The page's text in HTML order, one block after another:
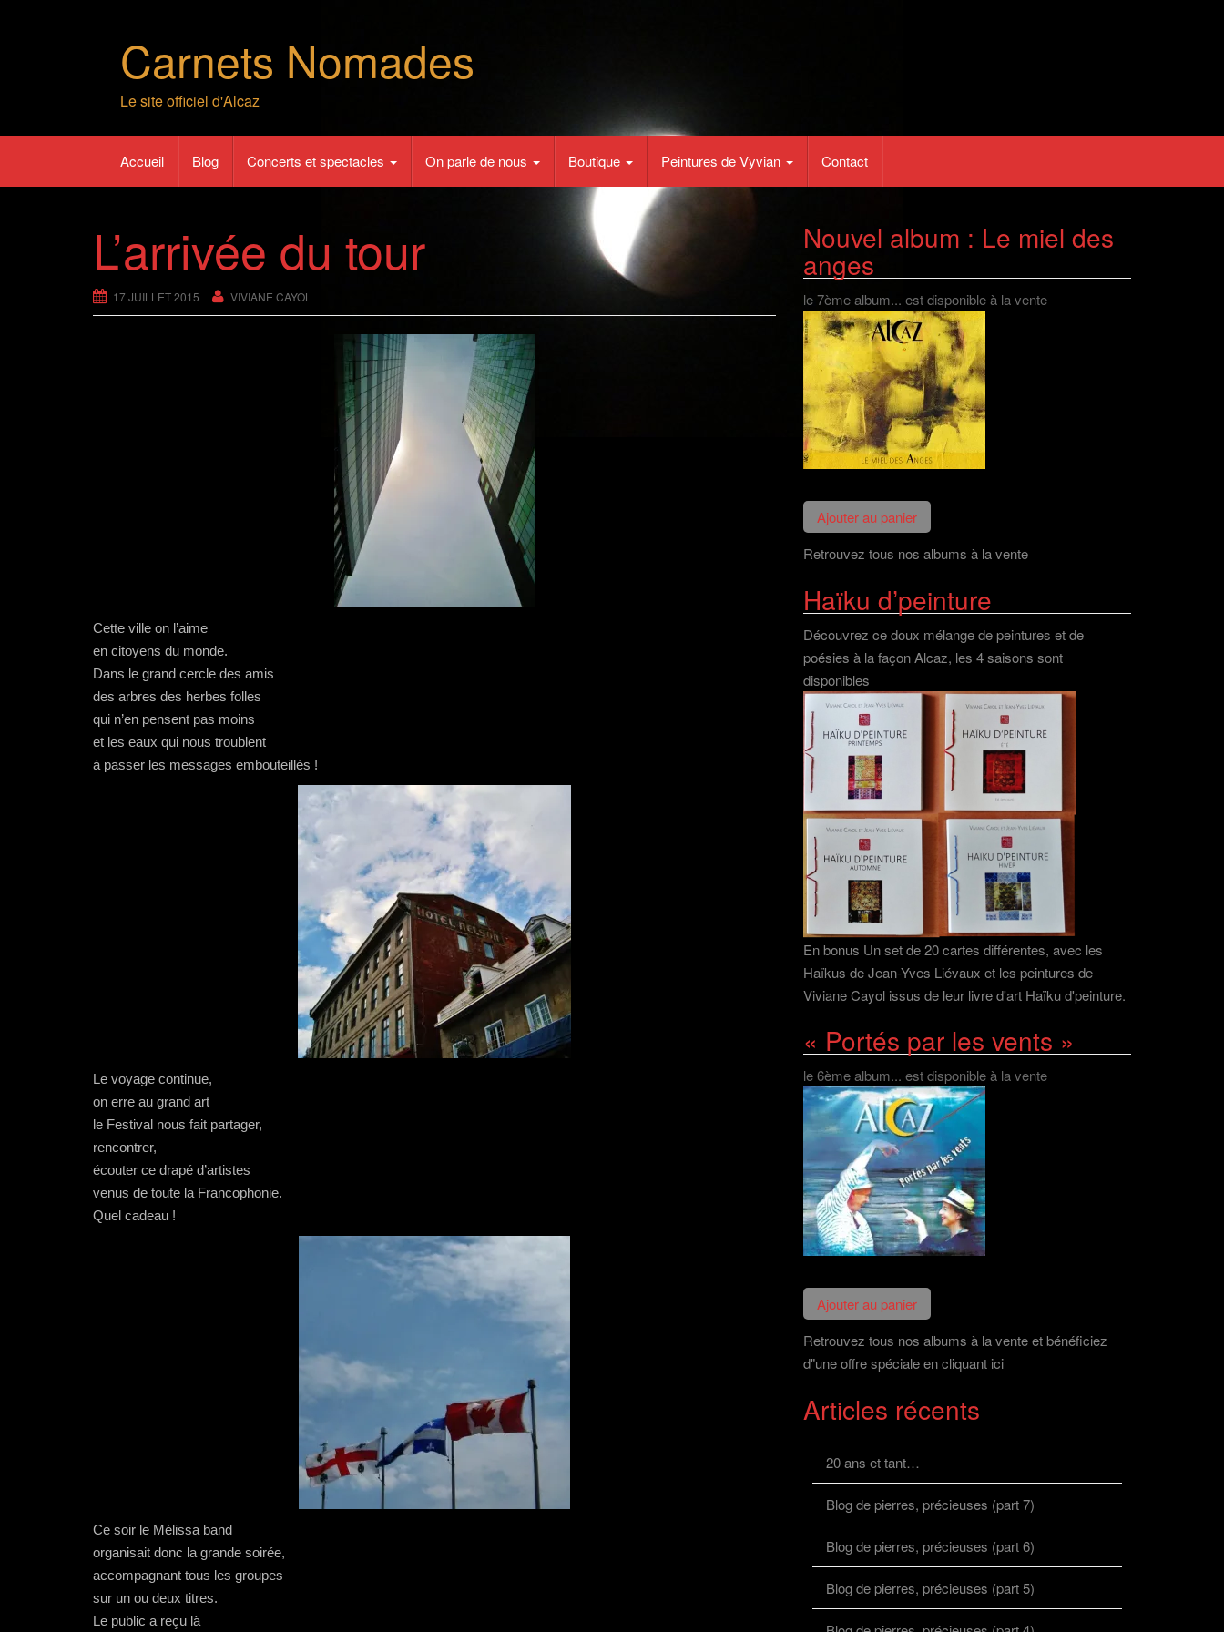
Carnets Nomades
Le site officiel d'Alcaz
Accueil Blog Concerts et spectacles On parle de nous Boutique Peintures de Vyvian Contact
L’arrivée du tour
17 JUILLET 2015 VIVIANE CAYOL
Cette ville on l’aime
en citoyens du monde.
Dans le grand cercle des amis
des arbres des herbes folles
qui n’en pensent pas moins
et les eaux qui nous troublent
à passer les messages embouteillés !
Le voyage continue,
on erre au grand art
le Festival nous fait partager,
rencontrer,
écouter ce drapé d’artistes
venus de toute la Francophonie.
Quel cadeau !
Ce soir le Mélissa band
organisait donc la grande soirée,
accompagnant tous les groupes
sur un ou deux titres.
Le public a reçu là
Nouvel album : Le miel des
anges
le 7ème album... est disponible à la vente
Retrouvez tous nos albums à la vente
Haïku d’peinture
Découvrez ce doux mélange de peintures et de
poésies à la façon Alcaz, les 4 saisons sont
disponibles
En bonus Un set de 20 cartes différentes, avec les
Haïkus de Jean-Yves Liévaux et les peintures de
Viviane Cayol issus de leur livre d'art Haïku d'peinture.
« Portés par les vents »
le 6ème album... est disponible à la vente
Retrouvez tous nos albums à la vente et bénéficiez
d"une offre spéciale en cliquant ici
Articles récents
20 ans et tant…
Blog de pierres, précieuses (part 7)
Blog de pierres, précieuses (part 6)
Blog de pierres, précieuses (part 5)